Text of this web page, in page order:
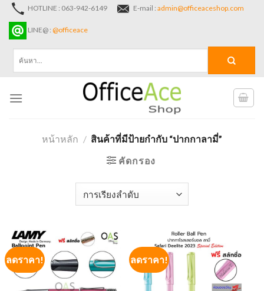
Skip
content
HOTLINE : 063-942-6149 E-mail : admin@officeaceshop.com
LINE@ : @officeace
หน้าหลัก / สินค้าที่มีป้ายกำกับ “ปากกาลามี่”
คัดกรอง
ลดราคา! ลดราคา!